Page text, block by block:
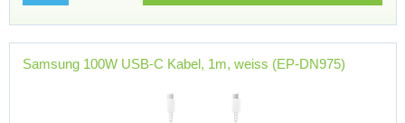
Samsung 100W USB-C Kabel, 1m, weiss (EP-DN975)